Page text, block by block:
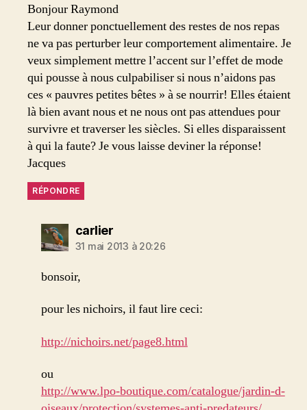
Bonjour Raymond
Leur donner ponctuellement des restes de nos repas
ne va pas perturber leur comportement alimentaire. Je
veux simplement mettre l’accent sur l’effet de mode
qui pousse à nous culpabiliser si nous n’aidons pas
ces « pauvres petites bêtes » à se nourrir! Elles étaient
là bien avant nous et ne nous ont pas attendues pour
survivre et traverser les siècles. Si elles disparaissent
à qui la faute? Je vous laisse deviner la réponse!
Jacques
RÉPONDRE
carlierdit :
31 mai 2013 à 20:26
bonsoir,
pour les nichoirs, il faut lire ceci:
http://nichoirs.net/page8.html
ou
http://www.lpo-boutique.com/catalogue/jardin-d-